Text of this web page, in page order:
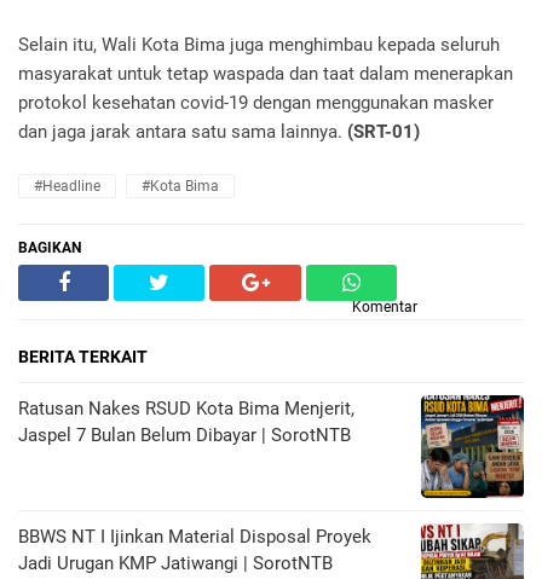
Selain itu, Wali Kota Bima juga menghimbau kepada seluruh
masyarakat untuk tetap waspada dan taat dalam menerapkan
protokol kesehatan covid-19 dengan menggunakan masker
dan jaga jarak antara satu sama lainnya. (SRT-01)
#Headline #Kota Bima
BAGIKAN
Komentar
BERITA TERKAIT
Ratusan Nakes RSUD Kota Bima Menjerit,
Jaspel 7 Bulan Belum Dibayar | SorotNTB
BBWS NT I Ijinkan Material Disposal Proyek
Jadi Urugan KMP Jatiwangi | SorotNTB